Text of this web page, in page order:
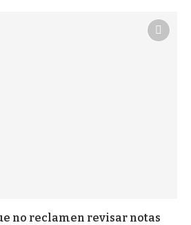
no reclamen revisar notas